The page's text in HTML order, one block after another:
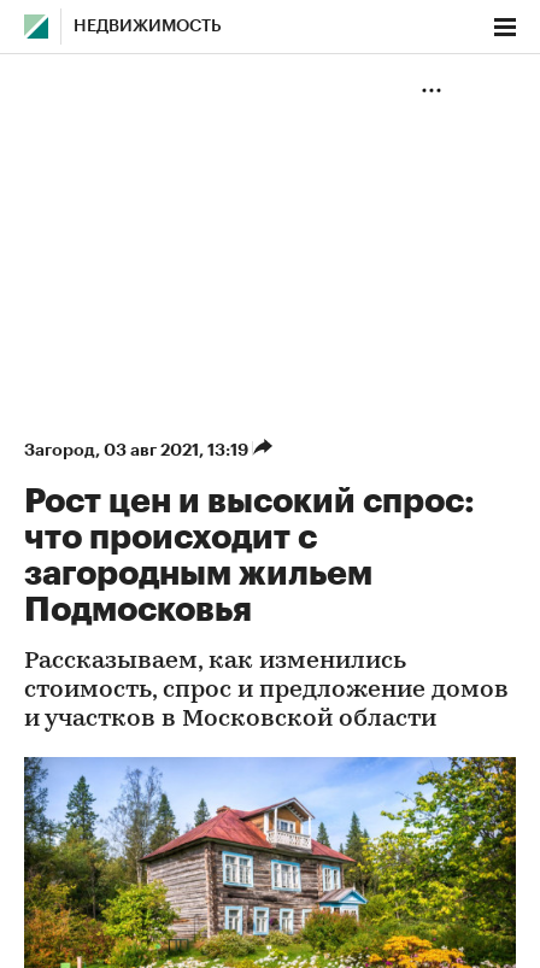
НЕДВИЖИМОСТЬ
Загород⁠, 03 авг 2021, 13:19
Рост цен и высокий спрос:
что происходит с
загородным жильем
Подмосковья
Рассказываем, как изменились
стоимость, спрос и предложение домов
и участков в Московской области